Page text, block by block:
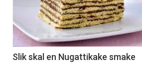
Slik skal en Nugattikake smake